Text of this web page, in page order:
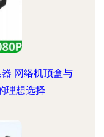
网络机顶盒与
理想选择